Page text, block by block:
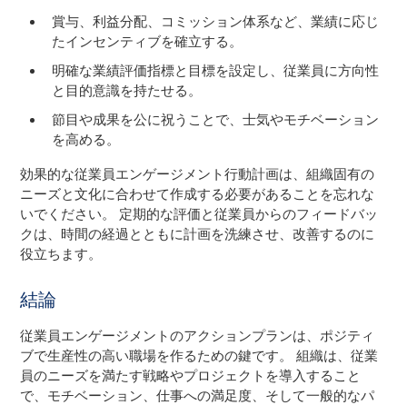
賞与、利益分配、コミッション体系など、業績に応じ
たインセンティブを確立する。
明確な業績評価指標と目標を設定し、従業員に方向性
と目的意識を持たせる。
節目や成果を公に祝うことで、士気やモチベーション
を高める。
効果的な従業員エンゲージメント行動計画は、組織固有の
ニーズと文化に合わせて作成する必要があることを忘れな
いでください。 定期的な評価と従業員からのフィードバッ
クは、時間の経過とともに計画を洗練させ、改善するのに
役立ちます。
結論
従業員エンゲージメントのアクションプランは、ポジティ
ブで生産性の高い職場を作るための鍵です。 組織は、従業
員のニーズを満たす戦略やプロジェクトを導入すること
で、モチベーション、仕事への満足度、そして一般的なパ